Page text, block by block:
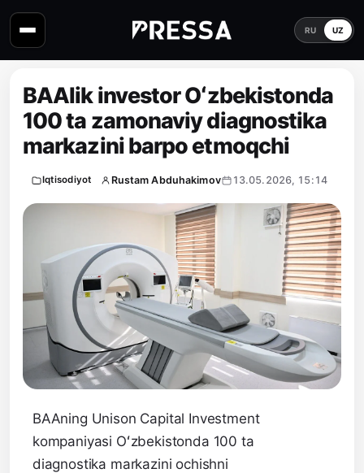
RU UZ
BAAlik investor Oʻzbekistonda
100 ta zamonaviy diagnostika
markazini barpo etmoqchi
Iqtisodiyot Rustam Abduhakimov 13.05.2026, 15:14
BAAning Unison Capital Investment
kompaniyasi Oʻzbekistonda 100 ta
diagnostika markazini ochishni